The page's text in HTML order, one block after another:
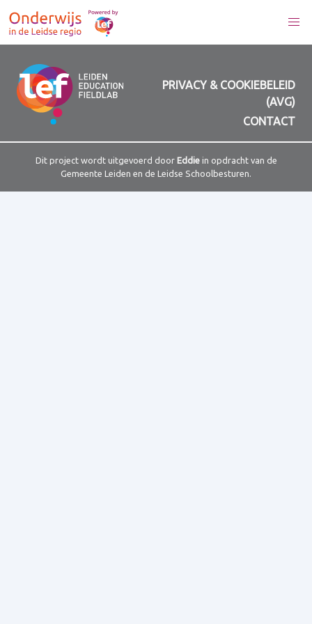
PRIVACY & COOKIEBELEID
(AVG)
CONTACT
Dit project wordt uitgevoerd door Eddiein opdracht van de
Gemeente Leiden en de Leidse Schoolbesturen.